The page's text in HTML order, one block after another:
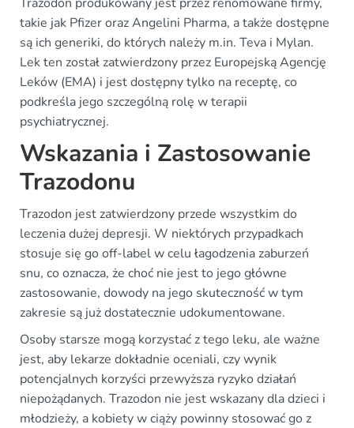
takie jak Pfizer oraz Angelini Pharma, a także dostępne
są ich generiki, do których należy m.in. Teva i Mylan.
Lek ten został zatwierdzony przez Europejską Agencję
Leków (EMA) i jest dostępny tylko na receptę, co
podkreśla jego szczególną rolę w terapii
psychiatrycznej.
Wskazania i Zastosowanie
Trazodonu
Trazodon jest zatwierdzony przede wszystkim do
leczenia dużej depresji. W niektórych przypadkach
stosuje się go off-label w celu łagodzenia zaburzeń
snu, co oznacza, że choć nie jest to jego główne
zastosowanie, dowody na jego skuteczność w tym
zakresie są już dostatecznie udokumentowane.
Osoby starsze mogą korzystać z tego leku, ale ważne
jest, aby lekarze dokładnie oceniali, czy wynik
potencjalnych korzyści przewyższa ryzyko działań
niepożądanych. Trazodon nie jest wskazany dla dzieci i
młodzieży, a kobiety w ciąży powinny stosować go z